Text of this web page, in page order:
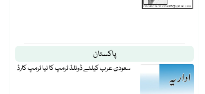
پاکستان
سعودی عرب کیلئے ڈونلڈ ٹرمپ کا نیا ٹرمپ کارڈ